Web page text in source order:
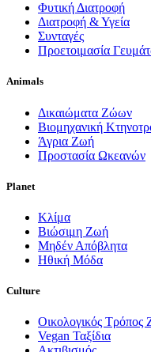
Φυτική Διατροφή
Διατροφή & Υγεία
Συνταγές
Προετοιμασία
Animals
Δικαιώματα Ζώων
Βιομηχανική
Άγρια Ζωή
Προστασία Ωκεανών
Planet
Κλίμα
Βιώσιμη Ζωή
Μηδέν Απόβλητα
Ηθική Μόδα
Culture
Οικολογικός Τρόπος
Vegan Ταξίδια